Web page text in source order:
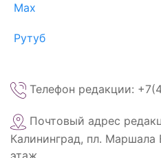
Max
Рутуб
Телефон редакции:
Почтовый адрес
Калининград, пл. Маршала
этаж